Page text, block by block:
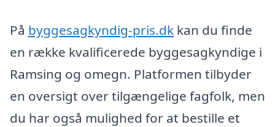
På byggesagkyndig-pris.dk kan du finde
en række kvalificerede byggesagkyndige i
Ramsing og omegn. Platformen tilbyder
en oversigt over tilgængelige fagfolk, men
du har også mulighed for at bestille et